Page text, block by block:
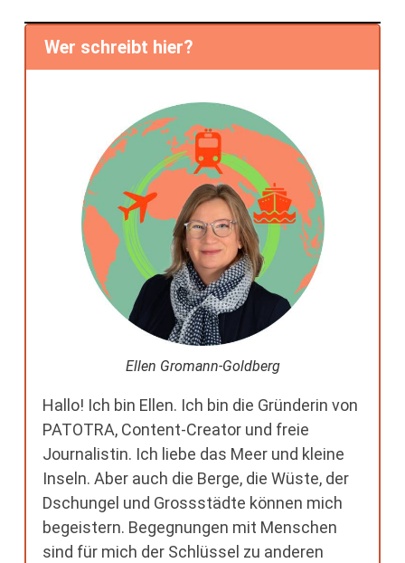
Wer schreibt hier?
Ellen Gromann-Goldberg
Hallo! Ich bin Ellen. Ich bin die Gründerin von
PATOTRA, Content-Creator und freie
Journalistin. Ich liebe das Meer und kleine
Inseln. Aber auch die Berge, die Wüste, der
Dschungel und Grossstädte können mich
begeistern. Begegnungen mit Menschen
sind für mich der Schlüssel zu anderen